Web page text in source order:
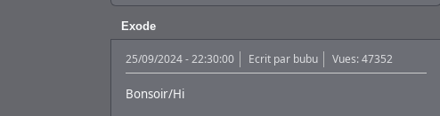
Exode
25/09/2024 - 22:30:00 Ecrit par bubu Vues: 47352
Bonsoir/Hi